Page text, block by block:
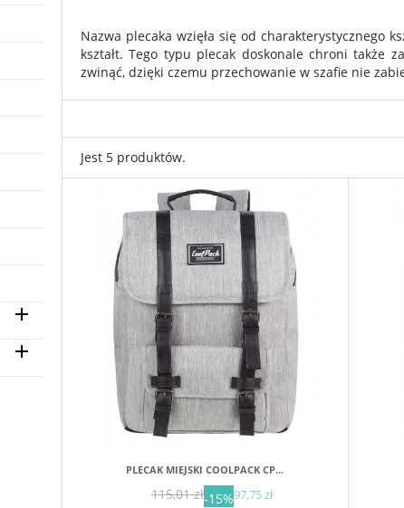


Nazwa plecaka wzięła się od charakterystycznego
kształt. Tego typu plecak doskonale chroni także
zwinąć, dzięki czemu przechowanie w szafie nie
Jest 5 produktów.
PLECAK MIEJSKI COOLPACK CP...
115,01 zł-15%97,75 zł